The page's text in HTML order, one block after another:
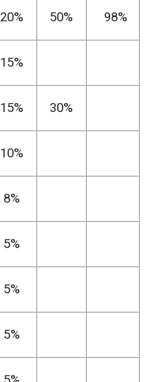
20% 50% 98%
15%
15% 30%
10%
8%
5%
5%
5%